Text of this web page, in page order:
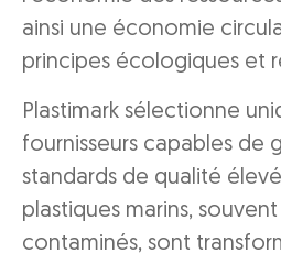
ainsi une économie
principes écologiques et
Plastimark sélectionne
fournisseurs capables de
standards de qualité
plastiques marins,
contaminés, sont